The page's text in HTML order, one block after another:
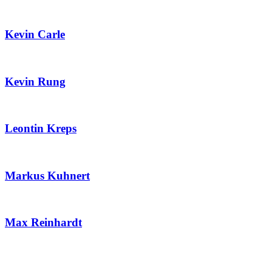
Kevin Carle
Kevin Rung
Leontin Kreps
Markus Kuhnert
Max Reinhardt